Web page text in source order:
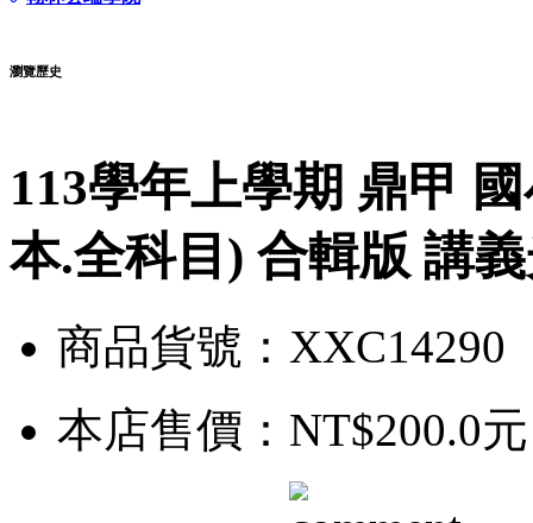
瀏覽歷史
113學年上學期 鼎甲
本.全科目) 合輯版 講
商品貨號：XXC14290
本店售價： NT$200.0元